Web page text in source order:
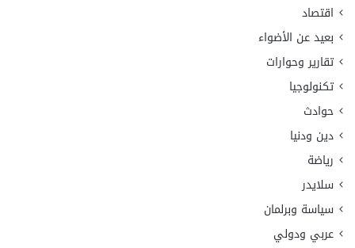
اقتصاد
بعيد عن الأضواء
تقارير وحوارات
تكنولوجيا
حوادث
دين ودنيا
رياضة
سلايدر
سياسة وبرلمان
عربي ودولي